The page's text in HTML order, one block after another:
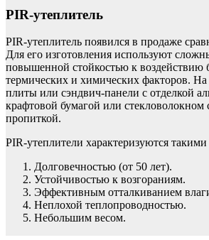
PIR-утеплитель
PIR-утеплитель появился в продаже
Для его изготовления используют
повышенной стойкостью к воздействию
термических и химических факторов.
плиты или сэндвич-панели с отделкой
крафтовой бумагой или стекловолокном
пропиткой.
PIR-утеплители характеризуются
Долговечностью (от 50 лет).
Устойчивостью к возгораниям.
Эффективным отталкиванием
Неплохой теплопроводностью.
Небольшим весом.